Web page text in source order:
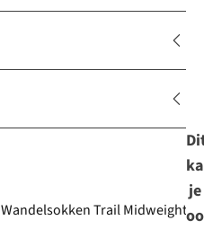
Wandelsokken Trail Midweight
je